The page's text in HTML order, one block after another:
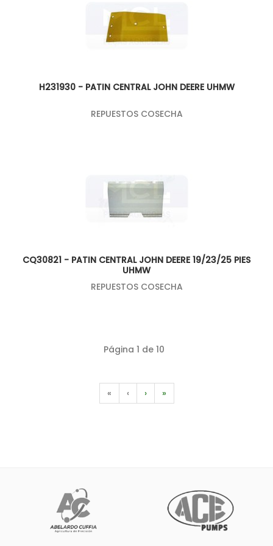
H231930 - PATIN CENTRAL JOHN DEERE UHMW
REPUESTOS COSECHA
CQ30821 - PATIN CENTRAL JOHN DEERE 19/23/25 PIES
UHMW
REPUESTOS COSECHA
Página 1 de 10
« ‹ › »